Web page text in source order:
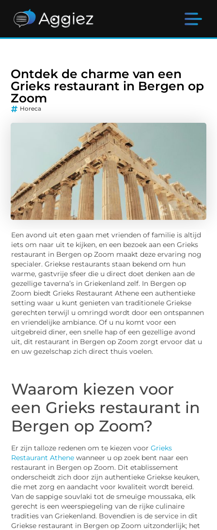
Ontdek de charme van een
Grieks restaurant in Bergen op
Zoom
Horeca
Een avond uit eten gaan met vrienden of familie is altijd
iets om naar uit te kijken, en een bezoek aan een Grieks
restaurant in Bergen op Zoom maakt deze ervaring nog
specialer. Griekse restaurants staan bekend om hun
warme, gastvrije sfeer die u direct doet denken aan de
gezellige taverna’s in Griekenland zelf. In Bergen op
Zoom biedt Grieks Restaurant Athene een authentieke
setting waar u kunt genieten van traditionele Griekse
gerechten terwijl u omringd wordt door een ontspannen
en vriendelijke ambiance. Of u nu komt voor een
uitgebreid diner, een snelle hap of een gezellige avond
uit, dit restaurant in Bergen op Zoom zorgt ervoor dat u
en uw gezelschap zich direct thuis voelen.
Waarom kiezen voor
een Grieks restaurant in
Bergen op Zoom?
Er zijn talloze redenen om te kiezen voorGrieks
Restaurant Athene wanneer u op zoek bent naar een
restaurant in Bergen op Zoom. Dit etablissement
onderscheidt zich door zijn authentieke Griekse keuken,
die met zorg en aandacht voor kwaliteit wordt bereid.
Van de sappige souvlaki tot de smeuïge moussaka, elk
gerecht is een weerspiegeling van de rijke culinaire
tradities van Griekenland. Bovendien is de service in dit
Griekse restaurant in Bergen op Zoom uitzonderlijk; het